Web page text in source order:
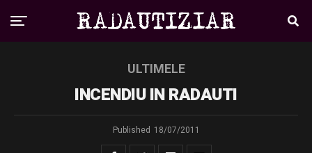
ULTIMELE
INCENDIU IN RADAUTI
Published 18/07/2011